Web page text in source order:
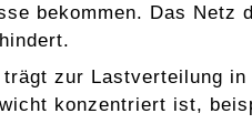
bekommen. Das
zur Lastverteilung
konzentriert ist,